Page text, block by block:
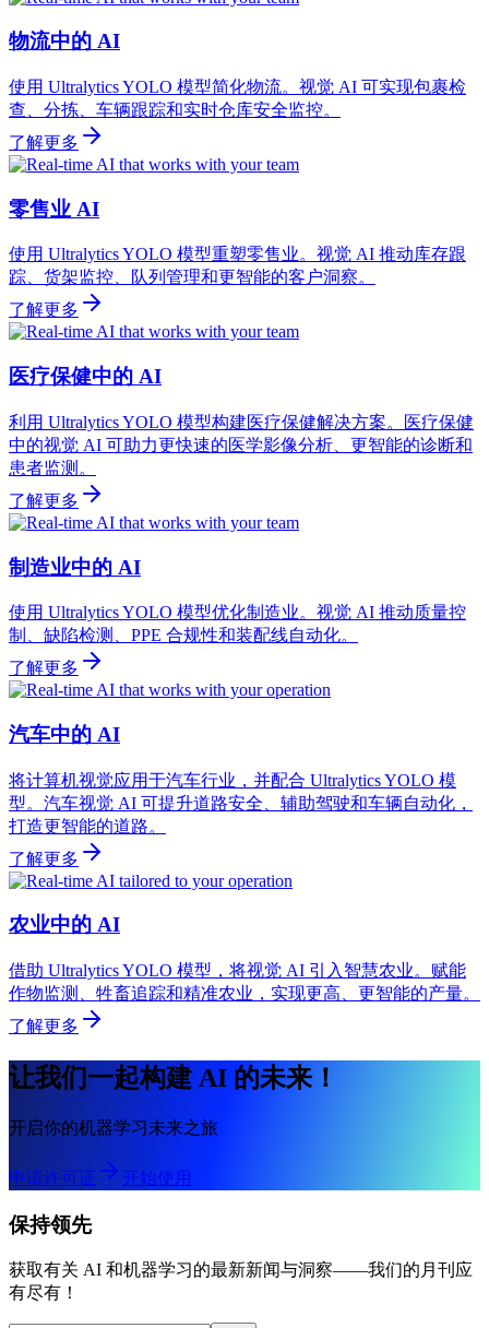
物流中的 AI
使用 Ultralytics YOLO 模型简化物流。视觉 AI 可实现包裹检
查、分拣、车辆跟踪和实时仓库安全监控。
了解更多
零售业 AI
使用 Ultralytics YOLO 模型重塑零售业。视觉 AI 推动库存跟
踪、货架监控、队列管理和更智能的客户洞察。
了解更多
医疗保健中的 AI
利用 Ultralytics YOLO 模型构建医疗保健解决方案。医疗保健
中的视觉 AI 可助力更快速的医学影像分析、更智能的诊断和
患者监测。
了解更多
制造业中的 AI
使用 Ultralytics YOLO 模型优化制造业。视觉 AI 推动质量控
制、缺陷检测、PPE 合规性和装配线自动化。
了解更多
汽车中的 AI
将计算机视觉应用于汽车行业，并配合 Ultralytics YOLO 模
型。汽车视觉 AI 可提升道路安全、辅助驾驶和车辆自动化，
打造更智能的道路。
了解更多
农业中的 AI
借助 Ultralytics YOLO 模型，将视觉 AI 引入智慧农业。赋能
作物监测、牲畜追踪和精准农业，实现更高、更智能的产量。
了解更多
让我们一起构建 AI 的未来！
开启你的机器学习未来之旅
申请许可证 开始使用
保持领先
获取有关 AI 和机器学习的最新新闻与洞察——我们的月刊应
有尽有！